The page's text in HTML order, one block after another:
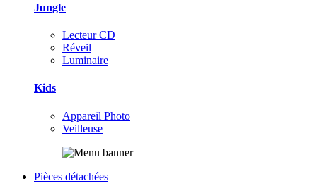
Jungle
Lecteur CD
Réveil
Luminaire
Kids
Appareil Photo
Veilleuse
Pièces détachées